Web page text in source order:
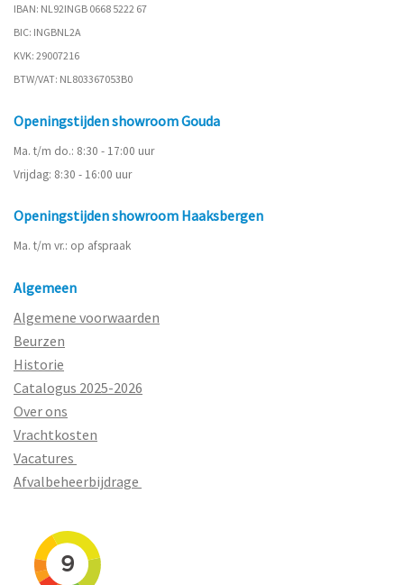
IBAN: NL92INGB 0668 5222 67
BIC: INGBNL2A
KVK: 29007216
BTW/VAT: NL803367053B0
Openingstijden showroom Gouda
Ma. t/m do.: 8:30 - 17:00 uur
Vrijdag: 8:30 - 16:00 uur
Openingstijden showroom Haaksbergen
Ma. t/m vr.: op afspraak
Algemeen
Algemene voorwaarden
Beurzen
Historie
Catalogus 2025-2026
Over ons
Vrachtkosten
Vacatures
Afvalbeheerbijdrage